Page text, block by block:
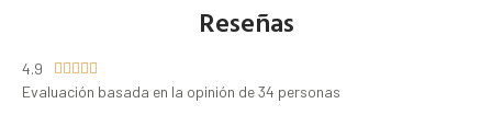
Reseñas
4.9     
Evaluación basada en la opinión de 34 personas